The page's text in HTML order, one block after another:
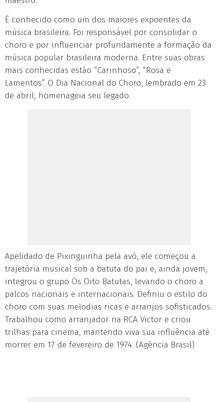
É conhecido como um dos maiores expoentes da
música brasileira. Foi responsável por consolidar o
choro e por influenciar profundamente a formação da
música popular brasileira moderna. Entre suas obras
mais conhecidas estão “Carinhoso”, “Rosa e
Lamentos”. O Dia Nacional do Choro, lembrado em 23
de abril, homenageia seu legado.
Apelidado de Pixinguinha pela avó, ele começou a
trajetória musical sob a batuta do pai e, ainda jovem,
integrou o grupo Os Oito Batutas, levando o choro a
palcos nacionais e internacionais. Definiu o estilo do
choro com suas melodias ricas e arranjos sofisticados.
Trabalhou como arranjador na RCA Victor e criou
trilhas para cinema, mantendo viva sua influência até
morrer em 17 de fevereiro de 1974. (Agência Brasil)